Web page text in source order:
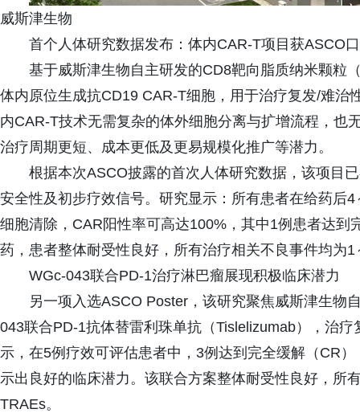
威斯津生物
首个人体研究数据发布：体内CAR-T项目获ASCO
基于威斯津生物自主研发的CD8靶向脂质纳米颗粒
体内原位生成抗CD19 CAR-T细胞，用于治疗复发/难治
内CAR-T技术无需复杂的体外细胞分离与扩增流程，也
治疗周期更短、成本更低及更易规模化推广等潜力。
根据本次ASCO披露的首次人体研究数据，该项目
安全性及初步疗效信号。研究显示：所有患者在给药后
细胞清除，CAR阳性率可高达100%，其中1例患者达
药，患者整体耐受性良好，所有治疗相关不良事件均为
WGc-043联合PD-1治疗淋巴瘤展现积极临床潜力
另一项入选ASCO Poster，该研究聚焦威斯津生物
043联合PD-1抗体替雷利珠单抗（Tislelizumab），治
示，在5例疗效可评估患者中，3例达到完全缓解（CR
示出良好的临床潜力。该联合方案整体耐受性良好，所
TRAEs。